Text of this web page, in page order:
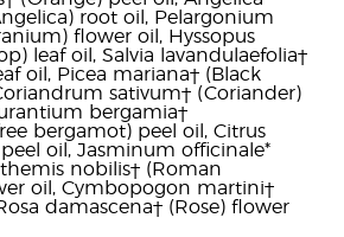
root oil, Pelargonium
flower oil, Hyssopus
leaf oil, Salvia lavandulaefolia†
oil, Picea mariana† (Black
sativum† (Coriander)
bergamia†
bergamot) peel oil, Citrus
oil, Jasminum officinale*
nobilis† (Roman
oil, Cymbopogon martini†
damascena† (Rose) flower